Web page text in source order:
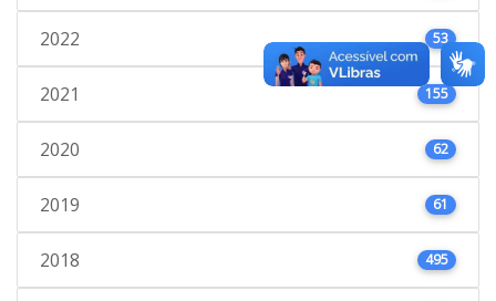
2022 53
2021 155
2020 62
2019 61
2018 495